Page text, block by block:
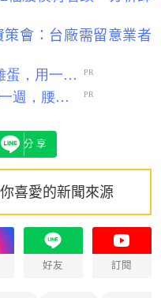
會：台廠需留意業者
分享
喜愛的新聞來源
好友 訂閱